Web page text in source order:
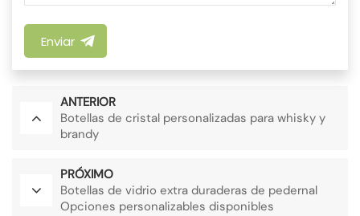
Enviar
ANTERIOR
Botellas de cristal personalizadas para whisky y
brandy
PRÓXIMO
Botellas de vidrio extra duraderas de pedernal
Opciones personalizables disponibles